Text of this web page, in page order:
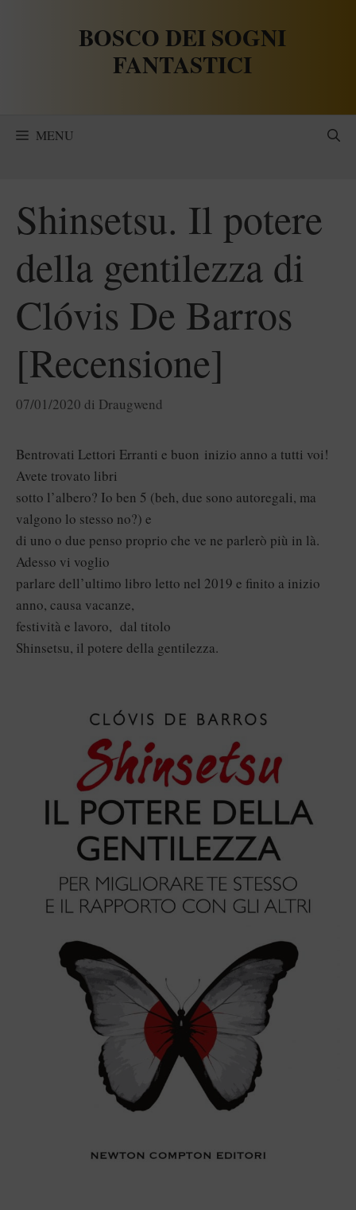
BOSCO DEI SOGNI
FANTASTICI
MENU
Shinsetsu. Il potere
della gentilezza di
Clóvis De Barros
[Recensione]
07/01/2020 di Draugwend
Bentrovati Lettori Erranti e buon inizio anno a tutti voi!
Avete trovato libri
sotto l’albero? Io ben 5 (beh, due sono autoregali, ma
valgono lo stesso no?) e
di uno o due penso proprio che ve ne parlerò più in là.
Adesso vi voglio
parlare dell’ultimo libro letto nel 2019 e finito a inizio
anno, causa vacanze,
festività e lavoro, dal titolo
Shinsetsu, il potere della gentilezza.